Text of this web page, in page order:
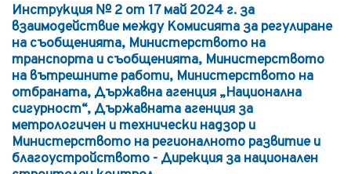
Инструкция № 2 от 17 май 2024 г. за
взаимодействие между Комисията за регулиране
на съобщенията, Министерството на
транспорта и съобщенията, Министерството
на вътрешните работи, Министерството на
отбраната, Държавна агенция „Национална
сигурност“, Държавната агенция за
метрологичен и технически надзор и
Министерството на регионалното развитие и
благоустройството - Дирекция за национален